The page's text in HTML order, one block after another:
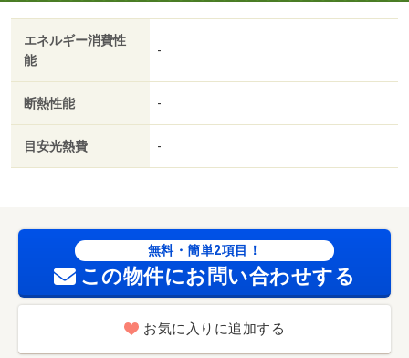
エネルギー消費性
能
-
断熱性能 -
目安光熱費 -
無料・簡単2項目！
この物件にお問い合わせする
お気に入りに追加する